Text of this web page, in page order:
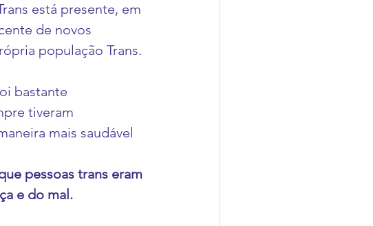
está presente, em
de novos
população Trans.
bastante
tiveram
mais saudável
pessoas trans eram
e do mal.